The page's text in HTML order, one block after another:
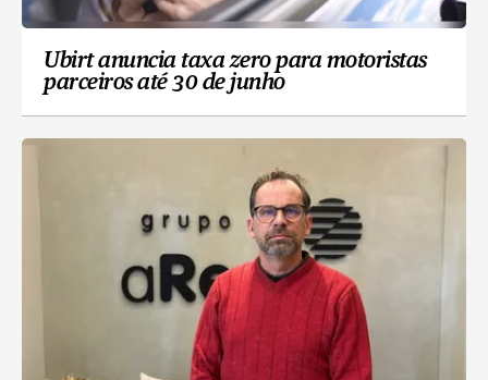
Ubirt anuncia taxa zero para motoristas
parceiros até 30 de junho